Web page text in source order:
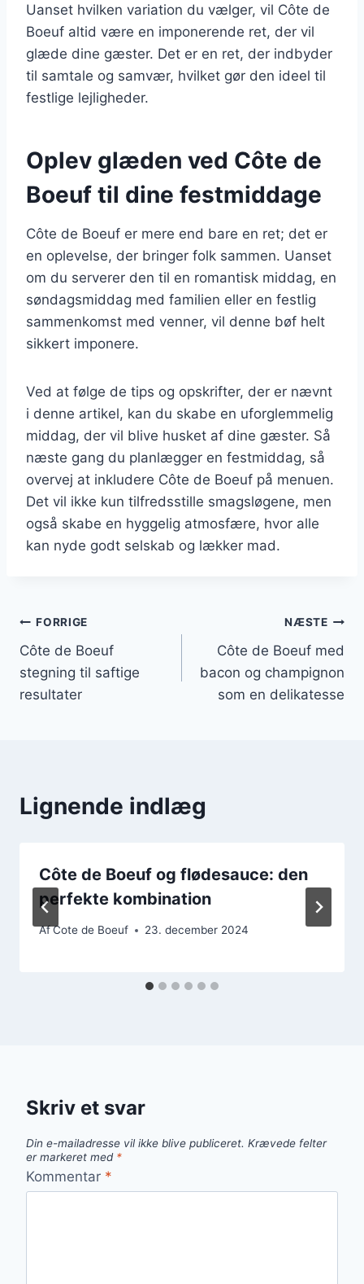
Uanset hvilken variation du vælger, vil Côte de
Boeuf altid være en imponerende ret, der vil
glæde dine gæster. Det er en ret, der indbyder
til samtale og samvær, hvilket gør den ideel til
festlige lejligheder.
Oplev glæden ved Côte de
Boeuf til dine festmiddage
Côte de Boeuf er mere end bare en ret; det er
en oplevelse, der bringer folk sammen. Uanset
om du serverer den til en romantisk middag, en
søndagsmiddag med familien eller en festlig
sammenkomst med venner, vil denne bøf helt
sikkert imponere.
Ved at følge de tips og opskrifter, der er nævnt
i denne artikel, kan du skabe en uforglemmelig
middag, der vil blive husket af dine gæster. Så
næste gang du planlægger en festmiddag, så
overvej at inkludere Côte de Boeuf på menuen.
Det vil ikke kun tilfredsstille smagsløgene, men
også skabe en hyggelig atmosfære, hvor alle
kan nyde godt selskab og lækker mad.
Indlægsnavigation
FORRIGE
Côte de Boeuf
stegning til saftige
resultater
NÆSTE
Côte de Boeuf med
bacon og champignon
som en delikatesse
Lignende indlæg
Côte de Boeuf og flødesauce: den
perfekte kombination
AfCote de Boeuf 23. december 2024
Skriv et svar
Din e-mailadresse vil ikke blive publiceret. Krævede felter
er markeret med *
Kommentar *